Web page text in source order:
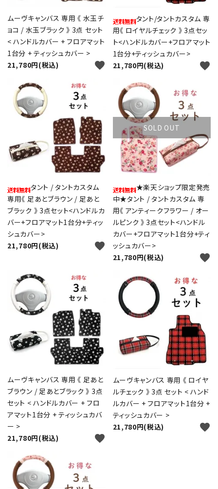
ムーヴキャンバス 専用 《 水玉チ
ョコ / 水玉ブラック 》 3点 セット
< ハンドルカバー + フロアマット
1台分 + ティッシュカバー >
21,780円(税込)
favorite
タント/タントカスタム 専
用《 ロイヤルチェック 》 3点セッ
ト<ハンドルカバー+フロアマット
1台分+ティッシュカバー>
21,780円(税込)
favorite
タント / タントカスタム
専用《 足あとブラウン / 足あと
ブラック 》 3点セット<ハンドルカ
バー+フロアマット1台分+ティッ
シュカバー>
21,780円(税込)
favorite
SOLD OUT
★楽天ショップ限定発売
中★タント / タントカスタム 専
用《 アンティークフラワー / オー
ルピンク 》 3点セット<ハンドル
カバー+フロアマット1台分+ティ
ッシュカバー>
21,780円(税込)
favorite
ムーヴキャンバス 専用 《 足あと
ブラウン / 足あとブラック 》 3点
セット < ハンドルカバー + フロ
アマット1台分 + ティッシュカバ
ー >
21,780円(税込)
favorite
ムーヴキャンバス 専用 《 ロイヤ
ルチェック 》 3点 セット < ハンド
ルカバー + フロアマット1台分 +
ティッシュカバー >
21,780円(税込)
favorite
カテゴリー
close